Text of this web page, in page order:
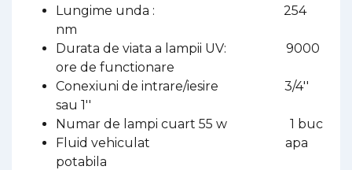
Lungime unda : 254
nm
Durata de viata a lampii UV: 9000
ore de functionare
Conexiuni de intrare/iesire 3/4''
sau 1''
Numar de lampi cuart 55 w 1 buc
Fluid vehiculat apa
potabila